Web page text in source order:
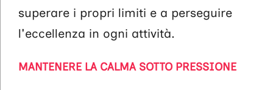
superare i propri limiti e a perseguire
l'eccellenza in ogni attività.
MANTENERE LA CALMA SOTTO PRESSIONE